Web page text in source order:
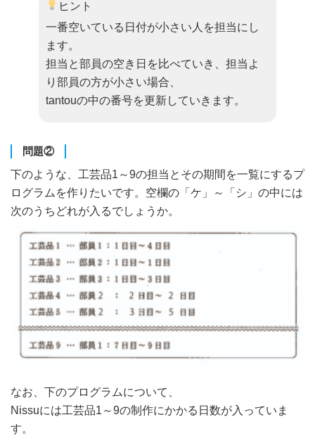
ヒント
一番空いている日付が小さい人を担当にし
ます。
担当と部員の空き日を比べていき、担当よ
り部員の方が小さい場合、
tantouの中の番号を更新していきます。
問題②
下のような、工芸品1～9の担当とその期間を一覧にするプ
ログラムを作りたいです。空欄の「ケ」～「シ」の中には
次のうちどれが入るでしょうか。
なお、下のプログラムについて、
Nissuには工芸品1～9の制作にかかる日数が入っていま
す。